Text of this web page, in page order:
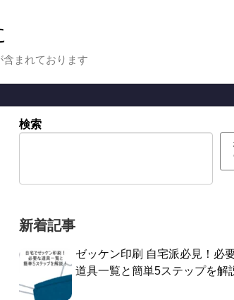
まれております
検索
新着記事
ゼッケン印刷 自宅派必見！必
道具一覧と簡単5ステップを解